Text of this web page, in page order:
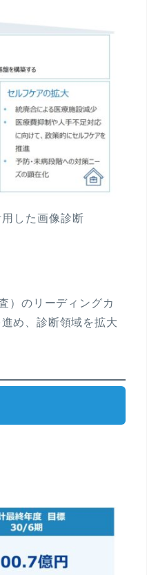
した画像診断
）のリーディングカ
め、診断領域を拡大